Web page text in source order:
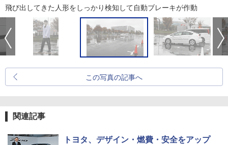
飛び出してきた人形をしっかり検知して自動ブレーキが作動
この写真の記事へ
関連記事
トヨタ、デザイン・燃費・安全をアップ